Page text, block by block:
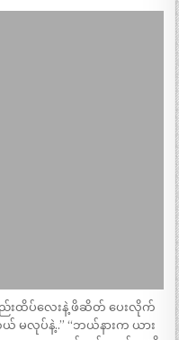
းထိပ်လေးနဲ့ ဖိဆိတ် ပေးလိုက်
မလုပ်နဲ့..” “ဘယ်နားက ယား